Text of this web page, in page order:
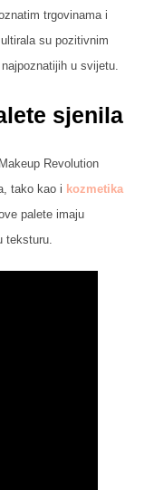
trgovinama i
su pozitivnim
u svijetu.
sjenila
Revolution
tako kao i kozmetika
palete imaju
teksturu.